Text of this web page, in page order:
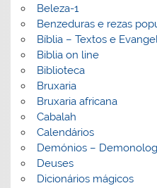
Beleza-1
Benzeduras e rezas
Bíblia – Textos e
Biblia on line
Biblioteca
Bruxaria
Bruxaria africana
Cabalah
Calendários
Demónios –
Deuses
Dicionários mágicos